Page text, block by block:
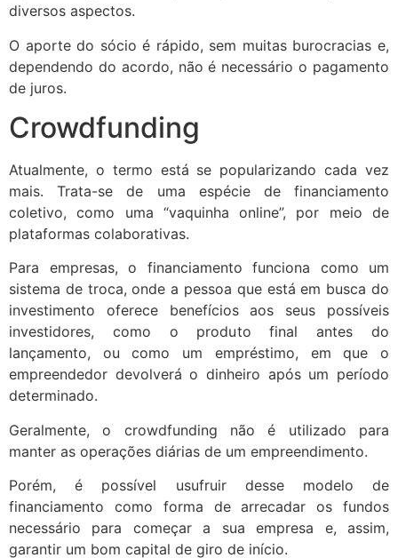
diversos aspectos.
O aporte do sócio é rápido, sem muitas burocracias e,
dependendo do acordo, não é necessário o pagamento
de juros.
Crowdfunding
Atualmente, o termo está se popularizando cada vez
mais. Trata-se de uma espécie de financiamento
coletivo, como uma “vaquinha online”, por meio de
plataformas colaborativas.
Para empresas, o financiamento funciona como um
sistema de troca, onde a pessoa que está em busca do
investimento oferece benefícios aos seus possíveis
investidores, como o produto final antes do
lançamento, ou como um empréstimo, em que o
empreendedor devolverá o dinheiro após um período
determinado.
Geralmente, o crowdfunding não é utilizado para
manter as operações diárias de um empreendimento.
Porém, é possível usufruir desse modelo de
financiamento como forma de arrecadar os fundos
necessário para começar a sua empresa e, assim,
garantir um bom capital de giro de início.